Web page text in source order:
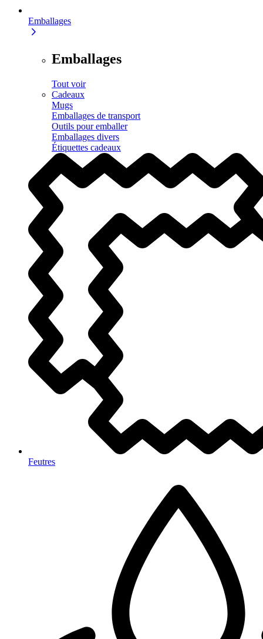
Emballages
Emballages
Tout voir
Cadeaux
Mugs
Emballages de transport
Outils pour emballer
Emballages divers
Étiquettes cadeaux
Feutres